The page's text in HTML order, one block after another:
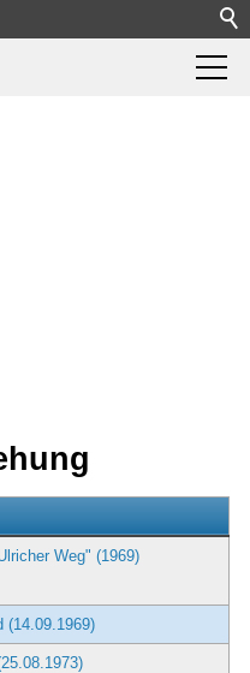
Weg" (1969)
(14.09.1969)